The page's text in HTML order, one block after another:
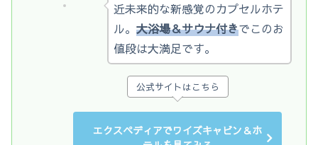
近未来的な新感覚のカプセルホテ
ル。 大浴場＆サウナ付きでこのお
値段は大満足です。
公式サイトはこちら
エクスペディアでワイズキャビン＆ホ